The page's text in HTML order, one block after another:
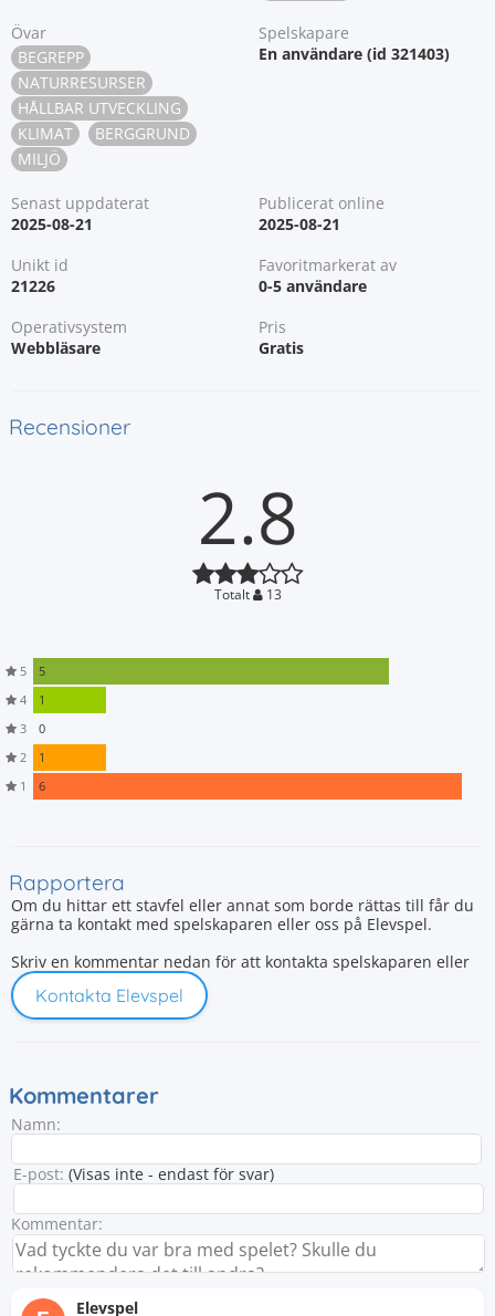
Övar
BEGREPP
NATURRESURSER
HÅLLBAR UTVECKLING
KLIMAT
BERGGRUND
MILJÖ
Spelskapare
En användare (id 321403)
Senast uppdaterat
2025-08-21
Publicerat online
2025-08-21
Unikt id
21226
Favoritmarkerat av
0-5 användare
Operativsystem
Webbläsare
Pris
Gratis
Recensioner
2.8
Totalt 13
5
5
4
1
3
0
2
1
1
6
Rapportera
Om du hittar ett stavfel eller annat som borde rättas till får du
gärna ta kontakt med spelskaparen eller oss på Elevspel.
Skriv en kommentar nedan för att kontakta spelskaparen eller
Kontakta Elevspel
Kommentarer
Namn:
E-post: (Visas inte - endast för svar)
Kommentar:
Elevspel